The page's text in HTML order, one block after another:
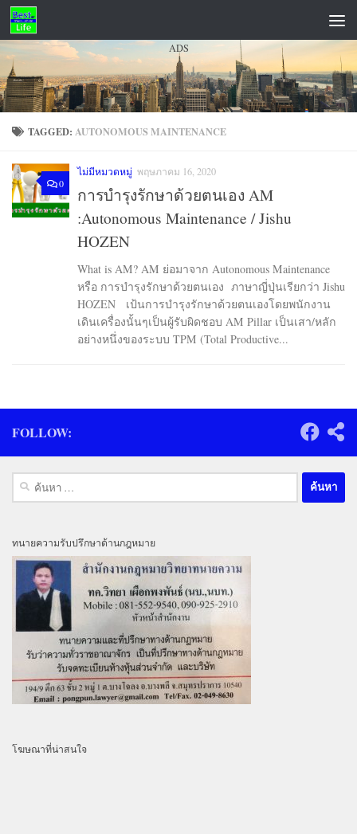
Skip to content
ADS
TAGGED:AUTONOMOUS MAINTENANCE
0
ไม่มีหมวดหมู่ พฤษภาคม 16, 2020
การบำรุงรักษาด้วยตนเอง AM
:Autonomous Maintenance / Jishu
HOZEN
What is AM? AM ย่อมาจาก Autonomous Maintenance
หรือ การบำรุงรักษาด้วยตนเอง ภาษาญี่ปุ่นเรียกว่า Jishu
HOZEN เป้นการบำรุงรักษาด้วยตนเองโดยพนักงาน
เดินเครื่องนั้นๆเป็นผู้รับผิดชอบ AM Pillar เป็นเสา/หลัก
อย่างหนึ่งของระบบ TPM (Total Productive...
FOLLOW:
ค้นหา
สำหรับ:
ทนายความรับปรึกษาด้านกฎหมาย
โฆษณาที่น่าสนใจ